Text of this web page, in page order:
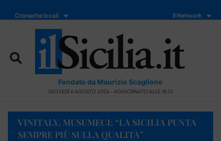
Cronache locali Il Network
Fondato da Maurizio Scaglione
GIOVEDÌ 6 AGOSTO 2026 - AGGIORNATO ALLE 18:01
VINITALY, MUSUMECI: “LA SICILIA PUNTA
SEMPRE PIÙ SULLA QUALITÀ”